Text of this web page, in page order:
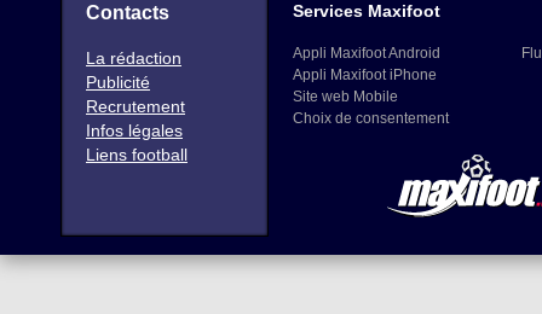
Contacts
La rédaction
Publicité
Recrutement
Infos légales
Liens football
Services Maxifoot
Appli Maxifoot Android
Appli Maxifoot iPhone
Site web Mobile
Choix de consentement